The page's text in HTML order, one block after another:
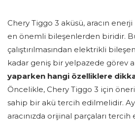
Chery Tiggo 3 aküsü, aracın enerji
en önemli bileşenlerden biridir.
çalıştırılmasından elektrikli
kadar geniş bir yelpazede görev
yaparken hangi özelliklere
Öncelikle, Chery Tiggo 3 için
sahip bir akü tercih edilmelidir.
aracınızda orijinal parçaları